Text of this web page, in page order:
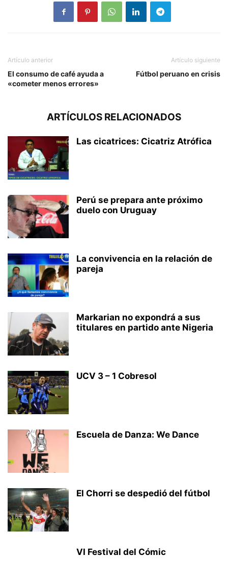
Artículo anterior
El consumo de café ayuda a
«cometer menos errores»
Artículo siguiente
Fútbol peruano en crisis
ARTÍCULOS RELACIONADOS
Las cicatrices: Cicatriz Atrófica
Perú se prepara ante próximo
duelo con Uruguay
La convivencia en la relación de
pareja
Markarian no expondrá a sus
titulares en partido ante Nigeria
UCV 3 – 1 Cobresol
Escuela de Danza: We Dance
El Chorri se despedió del fútbol
VI Festival del Cómic